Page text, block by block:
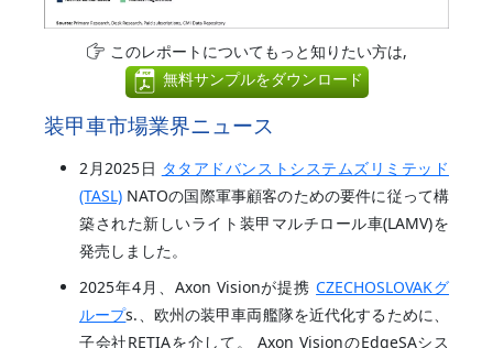
このレポートについてもっと知りたい方は,
無料サンプルをダウンロード
装甲車市場業界ニュース
2月2025日 タタアドバンストシステムズリミテッド
(TASL) NATOの国際軍事顧客のための要件に従って構
築された新しいライト装甲マルチロール車(LAMV)を
発売しました。
2025年4月、Axon Visionが提携CZECHOSLOVAKグ
ループs.、欧州の装甲車両艦隊を近代化するために、
子会社RETIAを介して。 Axon VisionのEdgeSAシス